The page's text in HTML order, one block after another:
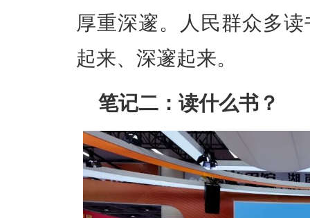
厚重深邃。
人民群众多
起来、深邃起来。
笔记二：读什么书？